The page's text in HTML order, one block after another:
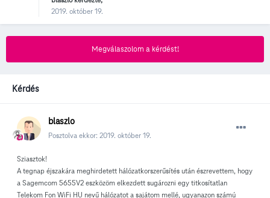
2019. október 19.
Megválaszolom a kérdést!
Kérdés
blaszlo
Posztolva ekkor: 2019. október 19.
Sziasztok!
A tegnap éjszakára meghirdetett hálózatkorszerűsítés után észrevettem, hogy
a Sagemcom 5655V2 eszközöm elkezdett sugározni egy titkosítatlan
Telekom Fon WiFi HU nevű hálózatot a sajátom mellé, ugyanazon számú